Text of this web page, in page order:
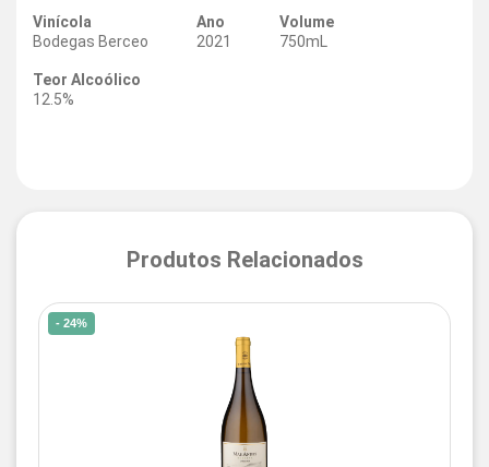
Vinícola
Bodegas Berceo
Ano
2021
Volume
750mL
Teor Alcoólico
12.5%
Produtos Relacionados
- 24%